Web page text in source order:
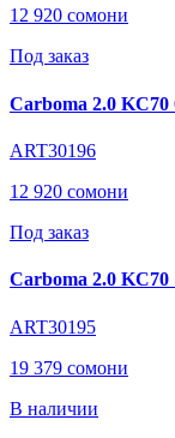
12 920 сомони
Под заказ
Carboma 2.0
ART30196
12 920 сомони
Под заказ
Carboma 2.0
ART30195
19 379 сомони
В наличии